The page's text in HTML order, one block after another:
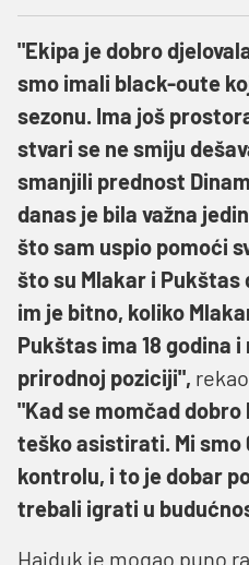
"Ekipa je dobro
smo imali black-oute
sezonu. Ima još
stvari se ne smiju
smanjili prednost
danas je bila važna
što sam uspio pomoći
što su Mlakar i Pukštas
im je bitno, koliko
Pukštas ima 18 godina i
prirodnoj poziciji",
"Kad se momčad
teško asistirati. Mi smo
kontrolu, i to je dobar
trebali igrati u
Hajduk je mogao puno